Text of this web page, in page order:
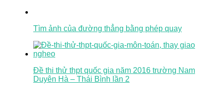
Tìm ảnh của đường thẳng bằng phép quay
Đề thi thử thpt quốc gia năm 2016 trường Nam
Duyên Hà – Thái Bình lần 2